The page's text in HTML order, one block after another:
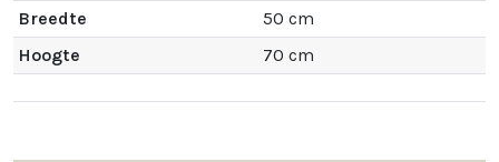
Breedte
50 cm
Hoogte
70 cm